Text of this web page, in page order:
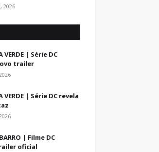
2026
VERDE | Série DC
trailer
VERDE | Série DC revela
| Filme DC
oficial